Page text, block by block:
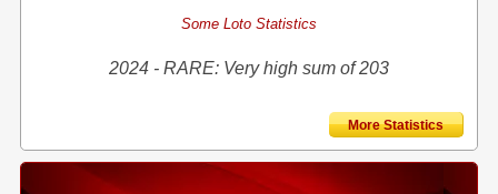
Some Loto Statistics
2024 - RARE: Very high sum of 203
More Statistics